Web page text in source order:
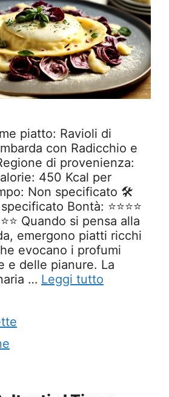
piatto: Ravioli di
con Radicchio e
di provenienza:
450 Kcal per
Non specificato 🛠️
Bontà: ⭐⭐⭐⭐
Quando si pensa alla
emergono piatti ricchi
evocano i profumi
e delle pianure. La
… Leggi tutto